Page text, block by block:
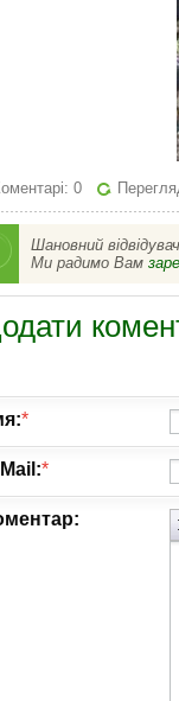
0
Шановний
Ми радимо Вам
*
*